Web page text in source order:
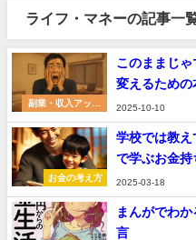
ライフ・マネーの記事一
副業・収入アップ
このままじ
変えるための
2025-10-10
お金の考え方
学校では教え
で学ぶお金持
2025-03-18
まんがでわ
言